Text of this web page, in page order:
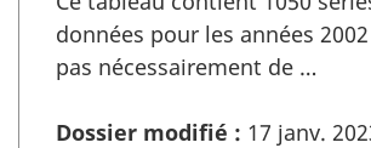
données pour les années
pas nécessairement de …
Dossier modifié : 17 janv.